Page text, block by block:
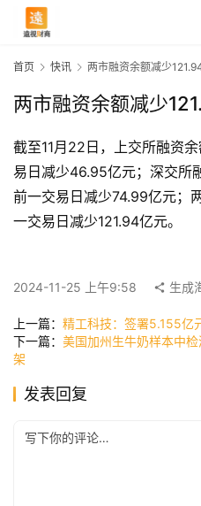
快
讯
公
首页 快讯 两市融资余额减少
两市融资余额减少
截至11月22日，上交所融资
易日减少46.95亿元；深交所
前一交易日减少74.99亿元；
一交易日减少121.94亿元。
2024-11-25 上午9:58 生成
上一篇： 精工科技：签署5.155亿
下一篇： 美国加州生牛奶样本中
架
发表回复